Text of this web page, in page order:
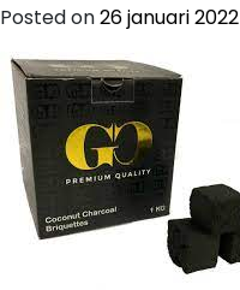
Posted on26 januari 2022